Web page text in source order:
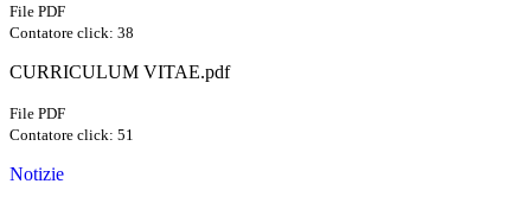
File PDF
Contatore click: 38
CURRICULUM VITAE.pdf
File PDF
Contatore click: 51
Notizie